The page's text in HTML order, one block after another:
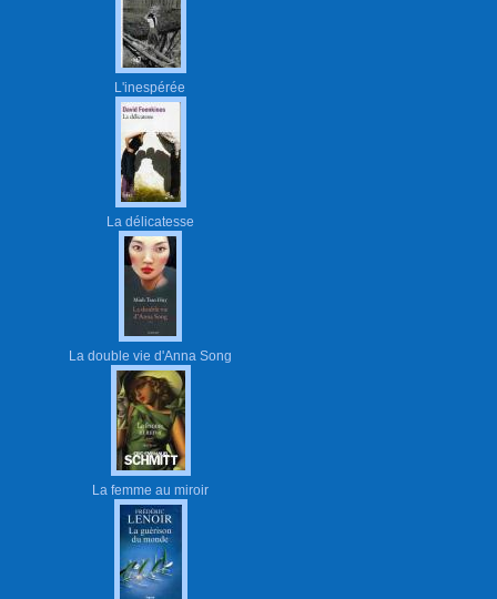
L'inespérée
La délicatesse
La double vie d'Anna Song
La femme au miroir